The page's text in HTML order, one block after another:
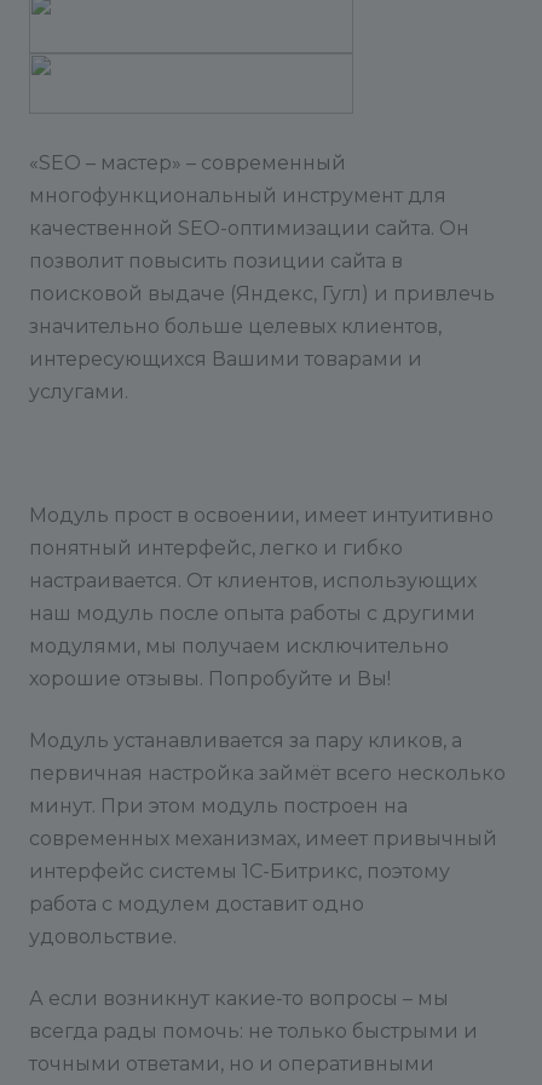
P.S.: все настройки функционала, в т. ч.
находятся на странице настроек модуля (две
Что делать после установки?
Задать вопрос в техническую поддержку Вы
можете:
«SEO – мастер» – современный
многофункциональный инструмент для
качественной SEO-оптимизации сайта. Он
позволит повысить позиции сайта в
поисковой выдаче (Яндекс, Гугл) и привлечь
значительно больше целевых клиентов,
интересующихся Вашими товарами и
услугами.
Модуль прост в освоении, имеет интуитивно
понятный интерфейс, легко и гибко
настраивается. От клиентов, использующих
наш модуль после опыта работы с другими
модулями, мы получаем исключительно
хорошие отзывы. Попробуйте и Вы!
Модуль устанавливается за пару кликов, а
первичная настройка займёт всего несколько
минут. При этом модуль построен на
современных механизмах, имеет привычный
интерфейс системы 1С-Битрикс, поэтому
работа с модулем доставит одно
удовольствие.
А если возникнут какие-то вопросы – мы
всегда рады помочь: не только быстрыми и
точными ответами, но и оперативными